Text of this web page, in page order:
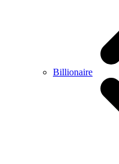
Billionaire